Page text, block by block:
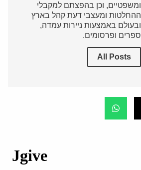
ומשפטיים, וכן בהפצתם למקבלי
ההחלטות ומעצבי דעת קהל בארץ
ובעולם באמצעות ניירות עמדה,
ספרים ופרסומים.
All Posts